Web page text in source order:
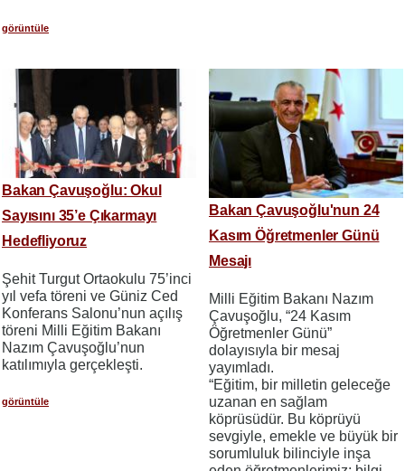
görüntüle
Bakan Çavuşoğlu: Okul
Sayısını 35’e Çıkarmayı
Hedefliyoruz
Şehit Turgut Ortaokulu 75’inci
yıl vefa töreni ve Güniz Ced
Konferans Salonu’nun açılış
töreni Milli Eğitim Bakanı
Nazım Çavuşoğlu’nun
katılımıyla gerçekleşti.
görüntüle
Bakan Çavuşoğlu'nun 24
Kasım Öğretmenler Günü
Mesajı
Milli Eğitim Bakanı Nazım
Çavuşoğlu, “24 Kasım
Öğretmenler Günü”
dolayısıyla bir mesaj
yayımladı.
“Eğitim, bir milletin geleceğe
uzanan en sağlam
köprüsüdür. Bu köprüyü
sevgiyle, emekle ve büyük bir
sorumluluk bilinciyle inşa